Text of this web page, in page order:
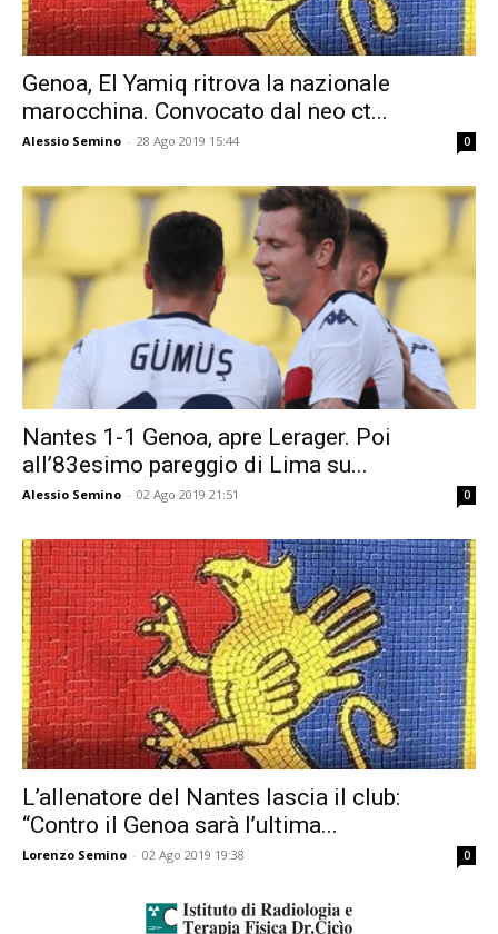
Genoa, El Yamiq ritrova la nazionale
marocchina. Convocato dal neo ct...
Alessio Semino - 28 Ago 2019 15:44 0
Nantes 1-1 Genoa, apre Lerager. Poi
all’83esimo pareggio di Lima su...
Alessio Semino - 02 Ago 2019 21:51 0
L’allenatore del Nantes lascia il club:
“Contro il Genoa sarà l’ultima...
Lorenzo Semino - 02 Ago 2019 19:38 0